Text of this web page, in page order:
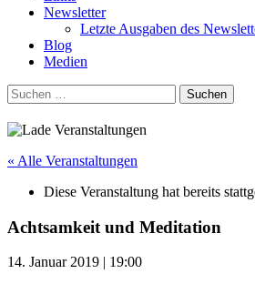
Newsletter
Letzte Ausgaben des
Blog
Medien
Suchen
nach:
« Alle Veranstaltungen
Diese Veranstaltung hat bereits
Achtsamkeit und Meditation
14. Januar 2019 | 19:00